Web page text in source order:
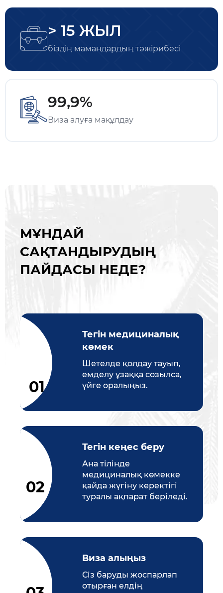
> 15 ЖЫЛ
біздің мамандардың тәжірибесі
99,9%
Виза алуға мақұлдау
МҰНДАЙ
САҚТАНДЫРУДЫҢ
ПАЙДАСЫ НЕДЕ?
Тегін медициналық
көмек
Шетелде қолдау тауып,
емделу ұзаққа созылса,
үйге оралыңыз.
Тегін кеңес беру
Ана тілінде
медициналық көмекке
қайда жүгіну керектігі
туралы ақпарат беріледі.
Виза алыңыз
Сіз баруды жоспарлап
отырған елдің